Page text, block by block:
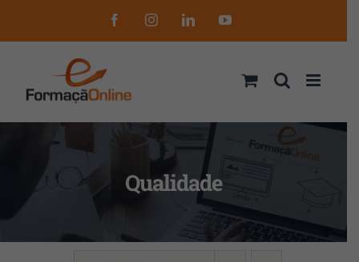
to
FacebookInstagramLinkedInYouTube
Qualidade